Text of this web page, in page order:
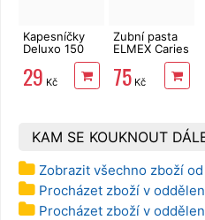
Kapesníčky
Deluxo 150
ks 3vrstvé v
krabičce,
šedé květy
29 Kč
Zubní pasta
ELMEX Caries
Protection 75
ml
75Kč
KAM SE KOUKNOUT
Zobrazit všechno zboží
Procházet zboží v
Procházet zboží v